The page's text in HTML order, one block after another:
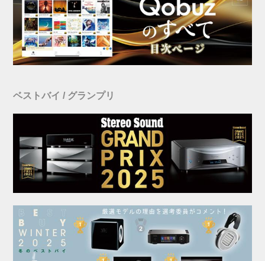
ベストバイ / グランプリ